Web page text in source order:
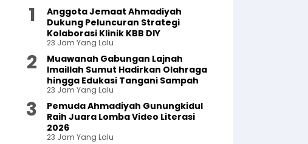
Anggota Jemaat Ahmadiyah
Dukung Peluncuran Strategi
Kolaborasi Klinik KBB DIY
23 Jam Yang Lalu
Muawanah Gabungan Lajnah
Imaillah Sumut Hadirkan Olahraga
hingga Edukasi Tangani Sampah
23 Jam Yang Lalu
Pemuda Ahmadiyah Gunungkidul
Raih Juara Lomba Video Literasi
2026
23 Jam Yang Lalu